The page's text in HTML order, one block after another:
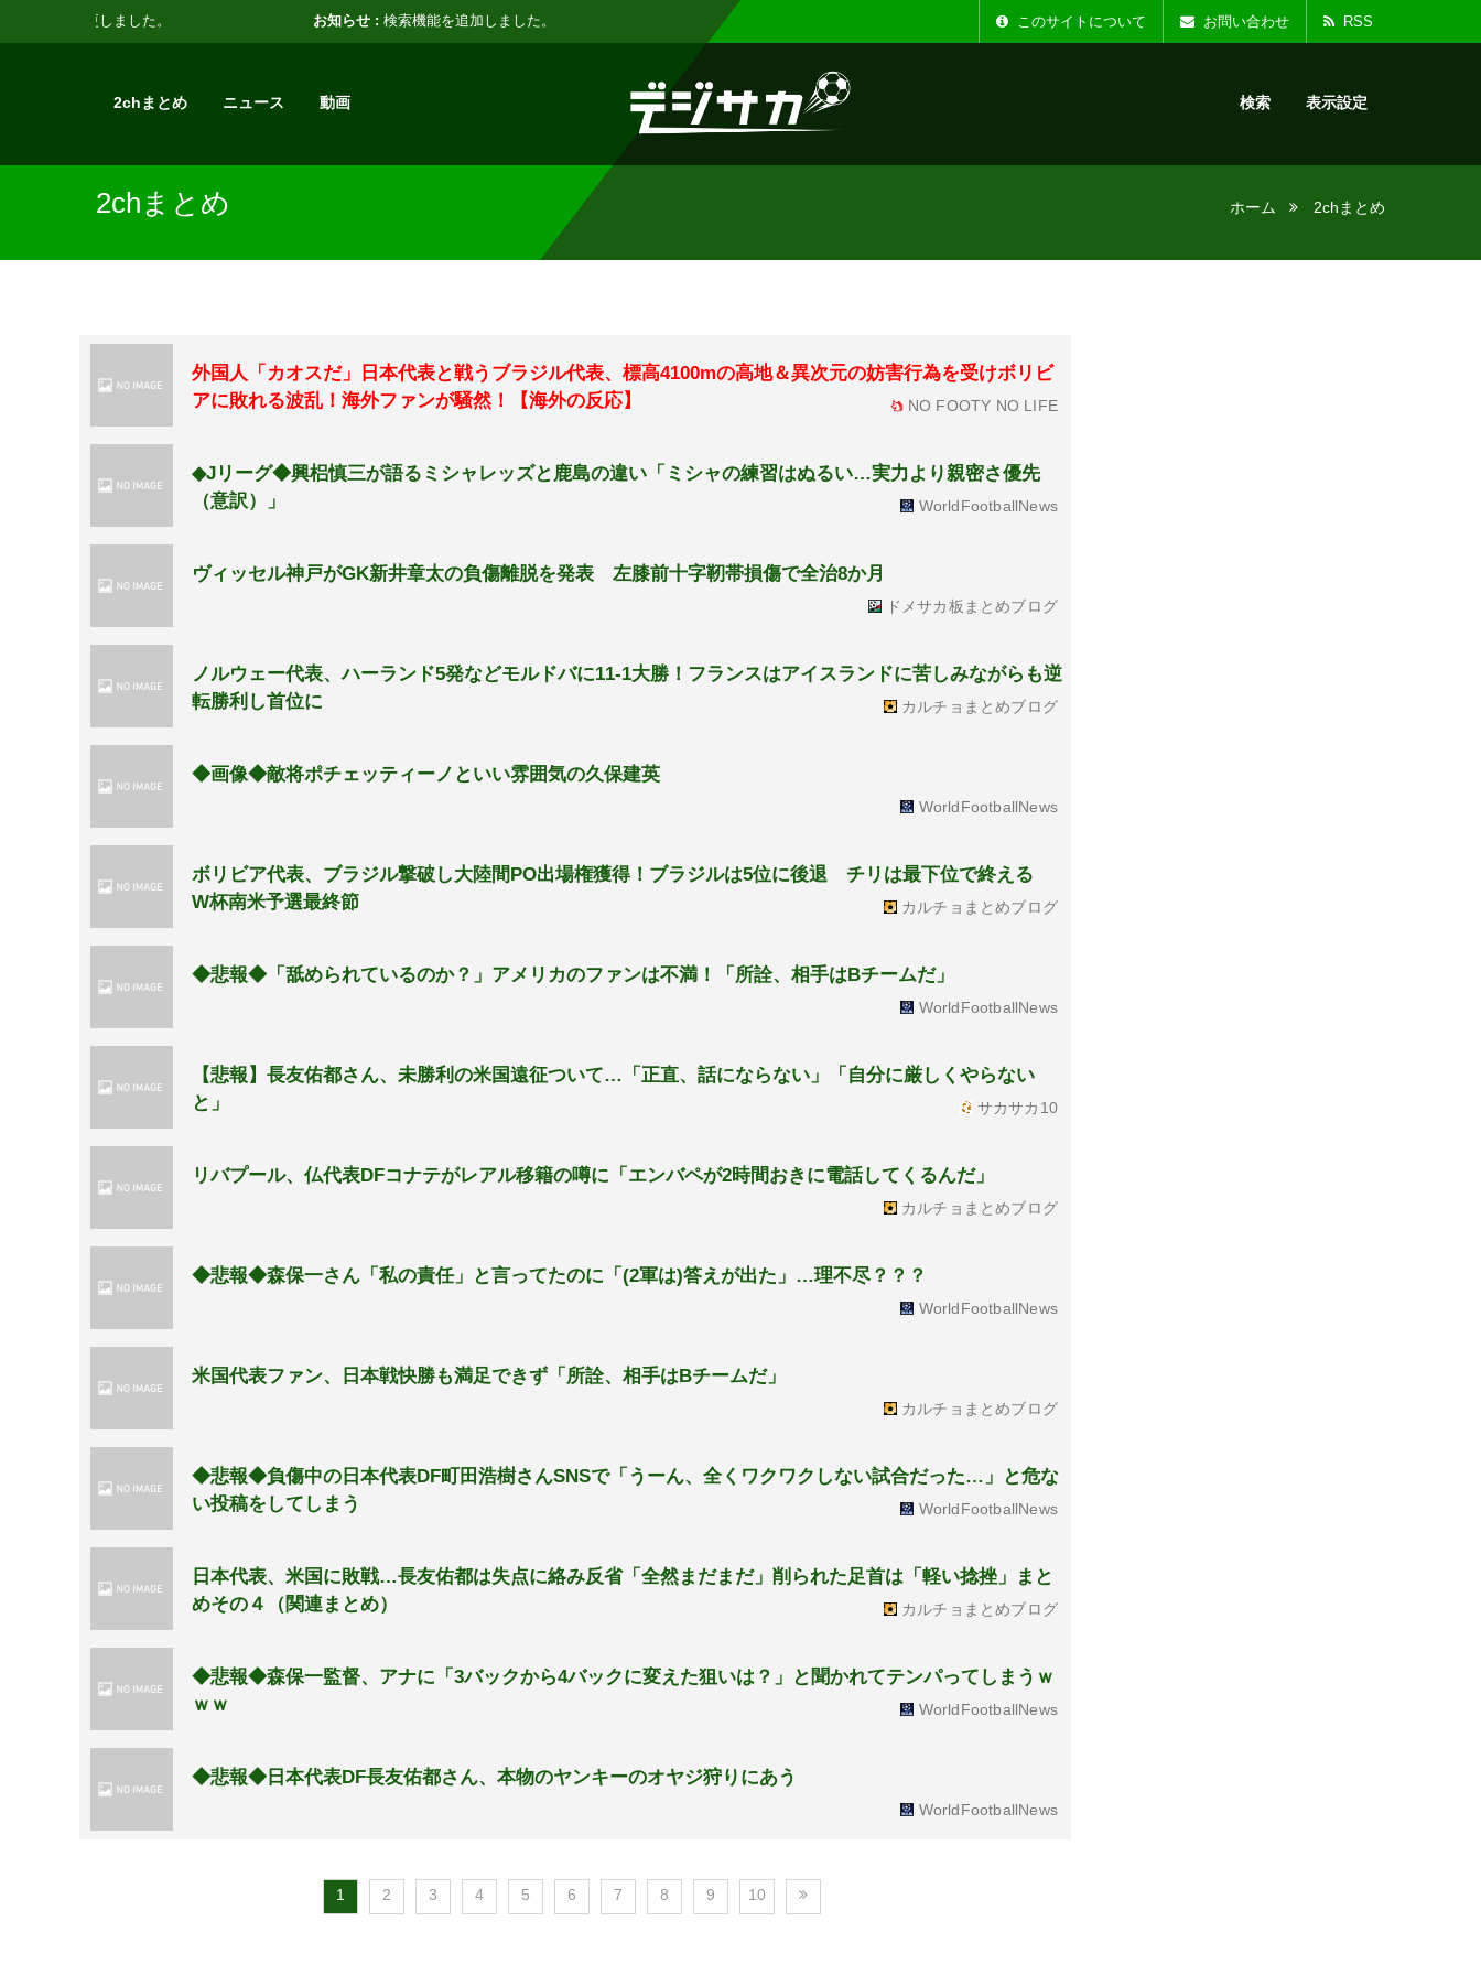
お知らせ : 検索機能を追加しました。 表示設定機能を追加しました。 お知らせ :
このサイトについて お問い合わせ RSS
2chまとめ ニュース 動画 検索 表示設定
2chまとめ ホーム 2chまとめ
外国人「カオスだ」日本代表と戦うブラジル代表、標高4100mの高地＆異次元の妨害行為を受けボリビ
アに敗れる波乱！海外ファンが騒然！【海外の反応】
NO FOOTY NO LIFE
◆Jリーグ◆興梠慎三が語るミシャレッズと鹿島の違い「ミシャの練習はぬるい…実力より親密さ優先
（意訳）」
WorldFootballNews
ヴィッセル神戸がGK新井章太の負傷離脱を発表 左膝前十字靭帯損傷で全治8か月
ドメサカ板まとめブログ
ノルウェー代表、ハーランド5発などモルドバに11-1大勝！フランスはアイスランドに苦しみながらも逆
転勝利し首位に
カルチョまとめブログ
◆画像◆敵将ポチェッティーノといい雰囲気の久保建英
WorldFootballNews
ボリビア代表、ブラジル撃破し大陸間PO出場権獲得！ブラジルは5位に後退 チリは最下位で終える
W杯南米予選最終節
カルチョまとめブログ
◆悲報◆「舐められているのか？」アメリカのファンは不満！「所詮、相手はBチームだ」
WorldFootballNews
【悲報】長友佑都さん、未勝利の米国遠征ついて…「正直、話にならない」「自分に厳しくやらない
と」
サカサカ10
リバプール、仏代表DFコナテがレアル移籍の噂に「エンバペが2時間おきに電話してくるんだ」
カルチョまとめブログ
◆悲報◆森保一さん「私の責任」と言ってたのに「(2軍は)答えが出た」…理不尽？？？
WorldFootballNews
米国代表ファン、日本戦快勝も満足できず「所詮、相手はBチームだ」
カルチョまとめブログ
◆悲報◆負傷中の日本代表DF町田浩樹さんSNSで「うーん、全くワクワクしない試合だった…」と危な
い投稿をしてしまう
WorldFootballNews
日本代表、米国に敗戦…長友佑都は失点に絡み反省「全然まだまだ」削られた足首は「軽い捻挫」まと
めその４（関連まとめ）
カルチョまとめブログ
◆悲報◆森保一監督、アナに「3バックから4バックに変えた狙いは？」と聞かれてテンパってしまうｗ
ｗｗ
WorldFootballNews
◆悲報◆日本代表DF長友佑都さん、本物のヤンキーのオヤジ狩りにあう
WorldFootballNews
1 2 3 4 5 6 7 8 9 10